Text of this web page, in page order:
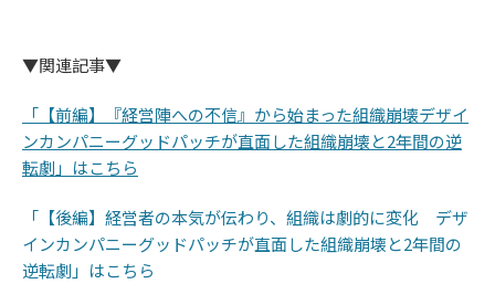
▼関連記事▼
「【前編】『経営陣への不信』から始まった組織崩壊デザイ
ンカンパニーグッドパッチが直面した組織崩壊と2年間の逆
転劇」はこちら
「【後編】経営者の本気が伝わり、組織は劇的に変化 デザ
インカンパニーグッドパッチが直面した組織崩壊と2年間の
逆転劇」はこちら